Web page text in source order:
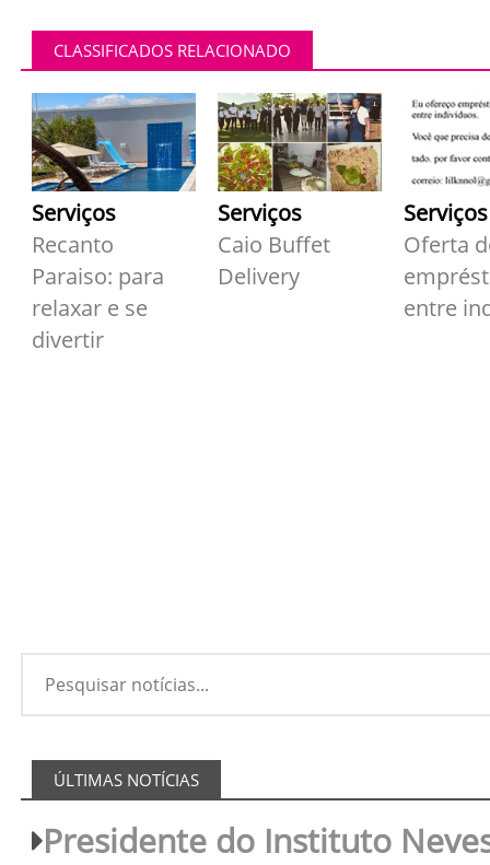
CLASSIFICADOS RELACIONADO
Serviços
Recanto
Paraiso: para
relaxar e se
divertir
Serviços
Caio Buffet
Delivery
Serviços
Oferta
entre
ÚLTIMAS NOTÍCIAS
Presidente do Instituto